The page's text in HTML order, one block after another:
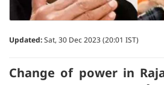
Updated:Sat, 30 Dec 2023 (20:01 IST)
Change of power in